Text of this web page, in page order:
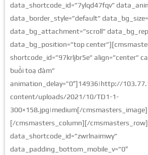
data_shortcode_id=”7ylqd47fqv”
data_border_style=”default”
data_bg_attachment=”scroll”
data_bg_position=”top
shortcode_id=”97krljbr5e” align=”center”
buổi toạ đàm”
animation_delay=”0″]14936|http://
content/uploads/2021/10/TD1-1-
300×158.jpg|medium[/cmsmasters_image]
[/cmsmasters_column][/
data_shortcode_id=”zwrlnaimwy”
data_padding_bottom_mobile_v=”0″